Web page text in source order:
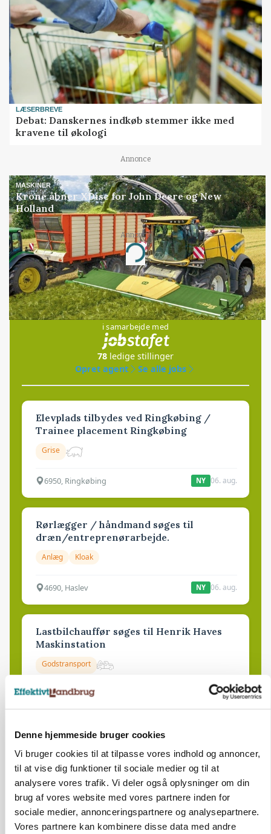
Denne hjemmeside bruger cookies
Vi bruger cookies til at tilpasse vores indhold og annoncer,
til at vise dig funktioner til sociale medier og til at
analysere vores trafik. Vi deler også oplysninger om din
brug af vores website med vores partnere inden for
sociale medier, annonceringspartnere og analysepartnere.
Vores partnere kan kombinere disse data med andre
LÆSERBREVE
Debat: Danskernes indkøb stemmer ikke med
kravene til økologi
Annonce
MASKINER
Krone åbner XDisc for John Deere og New
Holland
Annonce
Loading...
Jobs
i samarbejde med
78 ledige stillinger
Opret agent
Se alle jobs
Elevplads tilbydes ved Ringkøbing /
Trainee placement Ringkøbing
Grise
6950, Ringkøbing NY 06. aug.
Rørlægger / håndmand søges til
dræn/entreprenørarbejde.
Anlæg Kloak
4690, Haslev NY 06. aug.
Lastbilchauffør søges til Henrik Haves
Maskinstation
Godstransport
4700, Næstved 03. aug.
Medarbejdere til griseproduktion
Grise
9681, Ranum 03. aug.